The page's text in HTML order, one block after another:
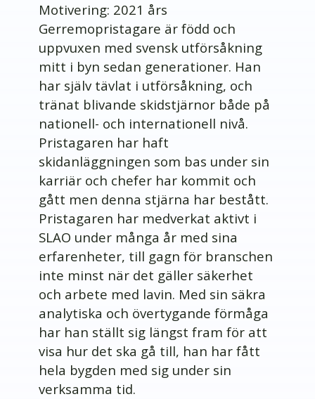
Motivering: 2021 års
Gerremopristagare är född och
uppvuxen med svensk utförsåkning
mitt i byn sedan generationer. Han
har själv tävlat i utförsåkning, och
tränat blivande skidstjärnor både på
nationell- och internationell nivå.
Pristagaren har haft
skidanläggningen som bas under sin
karriär och chefer har kommit och
gått men denna stjärna har bestått.
Pristagaren har medverkat aktivt i
SLAO under många år med sina
erfarenheter, till gagn för branschen
inte minst när det gäller säkerhet
och arbete med lavin. Med sin säkra
analytiska och övertygande förmåga
har han ställt sig längst fram för att
visa hur det ska gå till, han har fått
hela bygden med sig under sin
verksamma tid.